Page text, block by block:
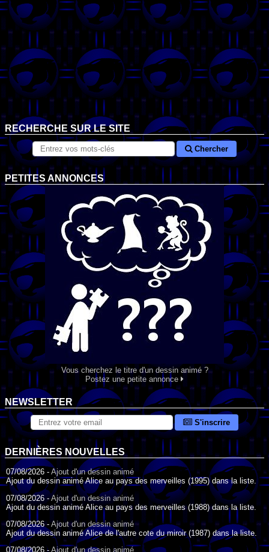
RECHERCHE SUR LE SITE
Chercher
PETITES ANNONCES
Vous cherchez le titre d'un dessin animé ?
Postez une petite annonce
NEWSLETTER
S'inscrire
DERNIÈRES NOUVELLES
07/08/2026 - Ajout d'un dessin animé
Ajout du dessin animé Alice au pays des merveilles (1995) dans la liste.
07/08/2026 -Ajout d'un dessin animé
Ajout du dessin animé Alice au pays des merveilles (1988) dans la liste.
07/08/2026 -Ajout d'un dessin animé
Ajout du dessin animé Alice de l'autre cote du miroir (1987) dans la liste.
07/08/2026 - Ajout d'un dessin animé